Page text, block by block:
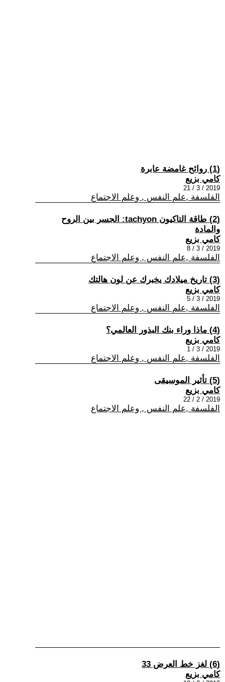
(1) روائح غامضة عابرة
كامي بزيع
2019 / 3 / 21
الفلسفة ,علم النفس , وعلم الاجتماع
(2) طاقة التاكيون tachyon: الجسر بين الروح
والمادة
كامي بزيع
2019 / 3 / 8
الفلسفة ,علم النفس , وعلم الاجتماع
(3) تاريخ ميلادك يخبرك عن لون هالتك
كامي بزيع
2019 / 3 / 5
الفلسفة ,علم النفس , وعلم الاجتماع
(4) ماذا وراء بنك البذور العالمي؟
كامي بزيع
2019 / 3 / 1
الفلسفة ,علم النفس , وعلم الاجتماع
(5) تأثير الموسيقى
كامي بزيع
2019 / 2 / 22
الفلسفة ,علم النفس , وعلم الاجتماع
(6) لغز خط العرض 33
كامي بزيع